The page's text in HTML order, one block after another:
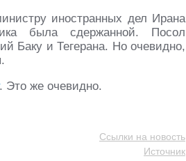
иностранных дел Ирана
была сдержанной. Посол
Баку и Тегерана. Но очевидно,
. Это же очевидно.
Ссылки на новость
Источник